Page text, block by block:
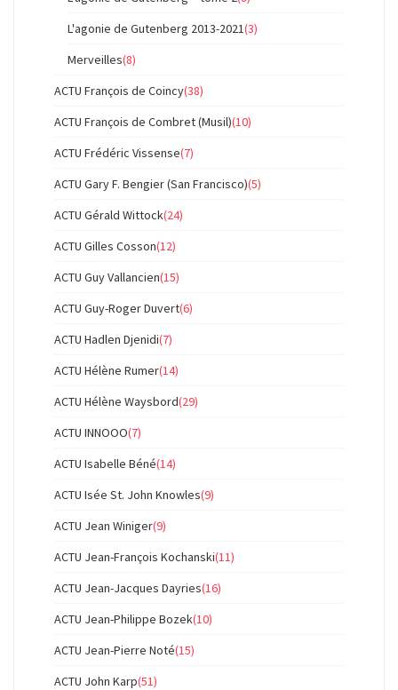
L'agonie de Gutenberg 2013-2021(3)
Merveilles(8)
ACTU François de Coincy(38)
ACTU François de Combret (Musil)(10)
ACTU Frédéric Vissense(7)
ACTU Gary F. Bengier (San Francisco)(5)
ACTU Gérald Wittock(24)
ACTU Gilles Cosson(12)
ACTU Guy Vallancien(15)
ACTU Guy-Roger Duvert(6)
ACTU Hadlen Djenidi(7)
ACTU Hélène Rumer(14)
ACTU Hélène Waysbord(29)
ACTU INNOOO(7)
ACTU Isabelle Béné(14)
ACTU Isée St. John Knowles(9)
ACTU Jean Winiger(9)
ACTU Jean-François Kochanski(11)
ACTU Jean-Jacques Dayries(16)
ACTU Jean-Philippe Bozek(10)
ACTU Jean-Pierre Noté(15)
ACTU John Karp(51)